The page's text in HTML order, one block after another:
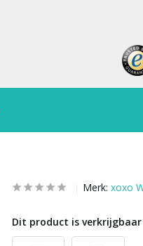
Merk: xoxo
Dit product is verkrijgbaar